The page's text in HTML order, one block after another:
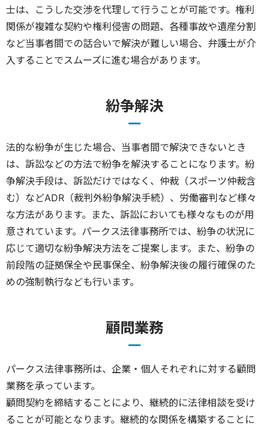
士は、こうした交渉を代理して行うことが可能です。権利
関係が複雑な契約や権利侵害の問題、各種事故や遺産分割
など当事者間での話合いで解決が難しい場合、弁護士が介
入することでスムーズに進む場合があります。
紛争解決
法的な紛争が生じた場合、当事者間で解決できないとき
は、訴訟などの方法で紛争を解決することになります。紛
争解決手段は、訴訟だけではなく、仲裁（スポーツ仲裁含
む）などADR（裁判外紛争解決手続）、労働審判など様々
な方法があります。また、訴訟においても様々なものが用
意されています。パークス法律事務所では、紛争の状況に
応じて適切な紛争解決方法をご提案します。また、紛争の
前段階の証拠保全や民事保全、紛争解決後の履行確保のた
めの強制執行なども行います。
顧問業務
パークス法律事務所は、企業・個人それぞれに対する顧問
業務を承っています。
顧問契約を締結することにより、継続的に法律相談を受け
ることが可能となります。継続的な関係を構築することに